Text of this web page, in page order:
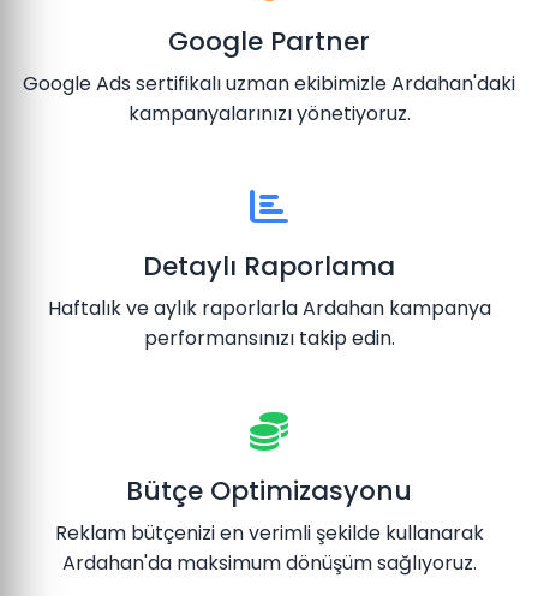
Google Partner
Google Ads sertifikalı uzman ekibimizle Ardahan'daki
kampanyalarınızı yönetiyoruz.
Detaylı Raporlama
Haftalık ve aylık raporlarla Ardahan kampanya
performansınızı takip edin.
Bütçe Optimizasyonu
Reklam bütçenizi en verimli şekilde kullanarak
Ardahan'da maksimum dönüşüm sağlıyoruz.